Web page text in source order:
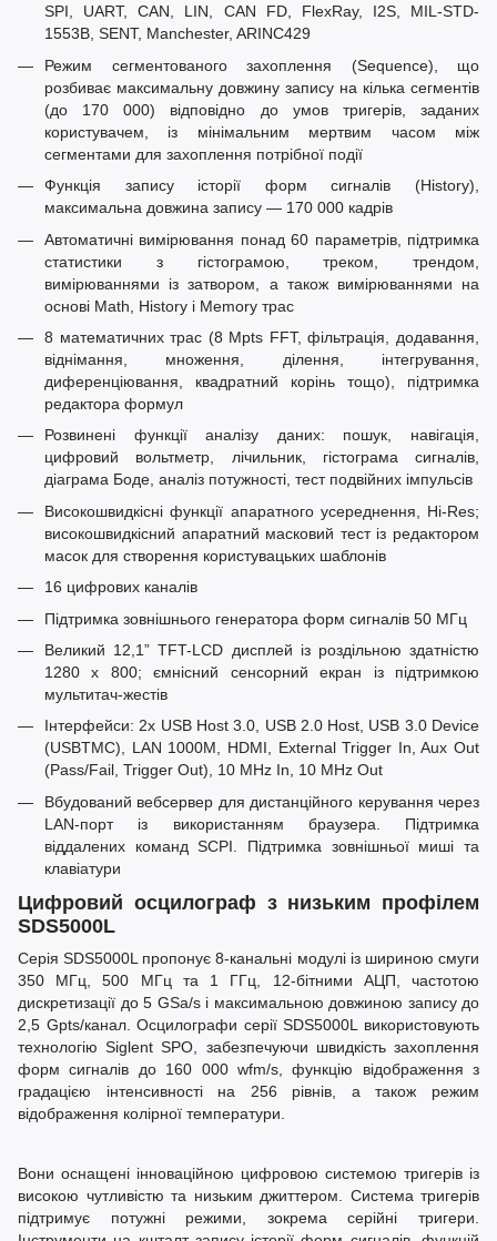
SPI, UART, CAN, LIN, CAN FD, FlexRay, I2S, MIL-STD-
1553B, SENT, Manchester, ARINC429
Режим сегментованого захоплення (Sequence), що
розбиває максимальну довжину запису на кілька сегментів
(до 170 000) відповідно до умов тригерів, заданих
користувачем, із мінімальним мертвим часом між
сегментами для захоплення потрібної події
Функція запису історії форм сигналів (History),
максимальна довжина запису — 170 000 кадрів
Автоматичні вимірювання понад 60 параметрів, підтримка
статистики з гістограмою, треком, трендом,
вимірюваннями із затвором, а також вимірюваннями на
основі Math, History і Memory трас
8 математичних трас (8 Mpts FFT, фільтрація, додавання,
віднімання, множення, ділення, інтегрування,
диференціювання, квадратний корінь тощо), підтримка
редактора формул
Розвинені функції аналізу даних: пошук, навігація,
цифровий вольтметр, лічильник, гістограма сигналів,
діаграма Боде, аналіз потужності, тест подвійних імпульсів
Високошвидкісні функції апаратного усереднення, Hi-Res;
високошвидкісний апаратний масковий тест із редактором
масок для створення користувацьких шаблонів
16 цифрових каналів
Підтримка зовнішнього генератора форм сигналів 50 МГц
Великий 12,1” TFT-LCD дисплей із роздільною здатністю
1280 x 800; ємнісний сенсорний екран із підтримкою
мультитач-жестів
Інтерфейси: 2x USB Host 3.0, USB 2.0 Host, USB 3.0 Device
(USBTMC), LAN 1000M, HDMI, External Trigger In, Aux Out
(Pass/Fail, Trigger Out), 10 MHz In, 10 MHz Out
Вбудований вебсервер для дистанційного керування через
LAN-порт із використанням браузера. Підтримка
віддалених команд SCPI. Підтримка зовнішньої миші та
клавіатури
Цифровий осцилограф з низьким профілем
SDS5000L
Серія SDS5000L пропонує 8-канальні модулі із шириною смуги
350 МГц, 500 МГц та 1 ГГц, 12-бітними АЦП, частотою
дискретизації до 5 GSa/s і максимальною довжиною запису до
2,5 Gpts/канал. Осцилографи серії SDS5000L використовують
технологію Siglent SPO, забезпечуючи швидкість захоплення
форм сигналів до 160 000 wfm/s, функцію відображення з
градацією інтенсивності на 256 рівнів, а також режим
відображення колірної температури.
Вони оснащені інноваційною цифровою системою тригерів із
високою чутливістю та низьким джиттером. Система тригерів
підтримує потужні режими, зокрема серійні тригери.